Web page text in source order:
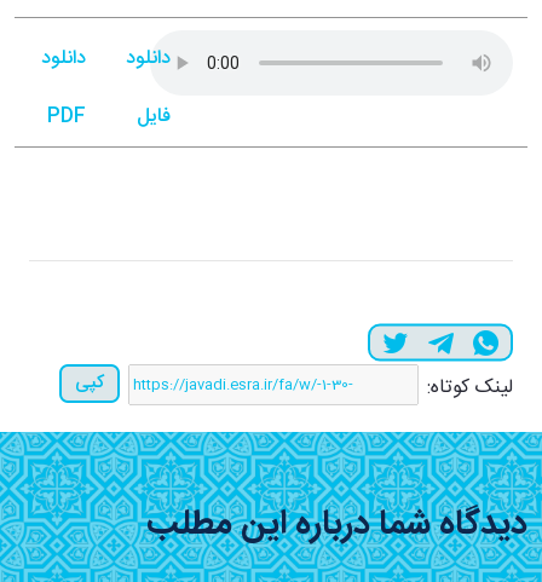
دانلود
فایل
دانلود
PDF
لینک کوتاه: کپی
دیدگاه شما درباره این مطلب